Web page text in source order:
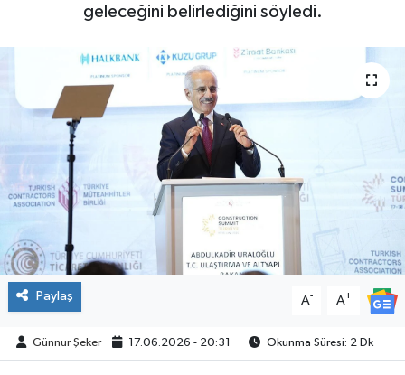
geleceğini belirlediğini söyledi.
Paylaş A- A+
Günnur Şeker 17.06.2026 - 20:31 Okunma Süresi: 2 Dk
YAŞAM
ÇEVRE
İLÇELER
RESMİ İLANLAR
KÜLTÜR
TURİZM
MAGAZİN
VEFAT
Haber Arşivi